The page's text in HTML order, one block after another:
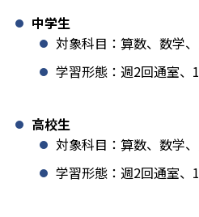
中学生
対象科目：算数、数学
学習形態：週2回通室、
高校生
対象科目：算数、数学
学習形態：週2回通室、